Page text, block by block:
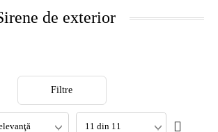
de exterior
Filtre